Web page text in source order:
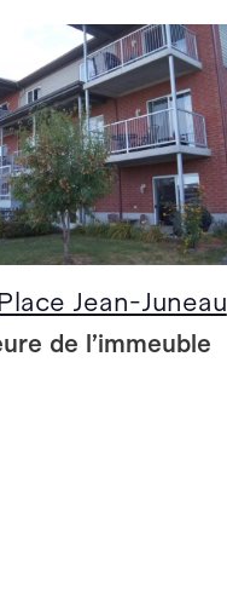
Jean-Juneau
de l’immeuble